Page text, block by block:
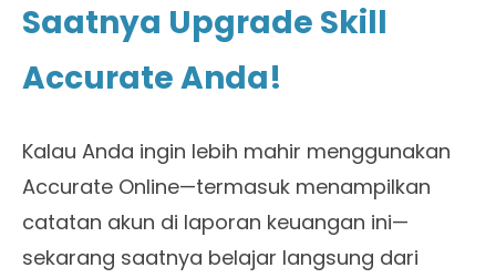
Saatnya Upgrade Skill
Accurate Anda!
Kalau Anda ingin lebih mahir menggunakan
Accurate Online—termasuk menampilkan
catatan akun di laporan keuangan ini—
sekarang saatnya belajar langsung dari